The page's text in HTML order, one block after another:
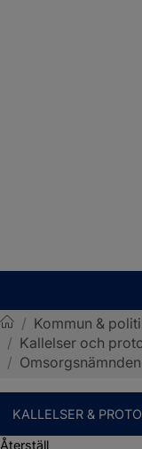
Sotenäs kommun
/ Kommun &
/ Kallelser och
/
KALLELSER &
Återställ